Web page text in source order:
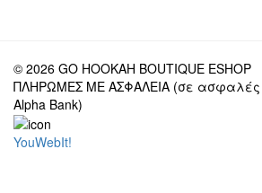
© 2026 GO HOOKAH BOUTIQUE ESHOP
ΠΛΗΡΩΜΕΣ ΜΕ ΑΣΦΑΛΕΙΑ (σε ασφαλές
Alpha Bank)
YouWebIt!